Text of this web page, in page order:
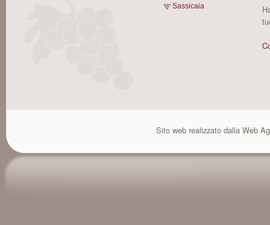
Sassicaia
Sito web realizzato dalla Web